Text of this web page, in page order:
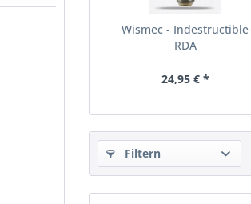
Wismec - Indestructible
RDA
24,95 € *
Filtern